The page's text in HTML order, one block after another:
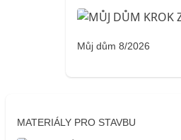
Můj dům 8/2026
MATERIÁLY PRO STAVBU